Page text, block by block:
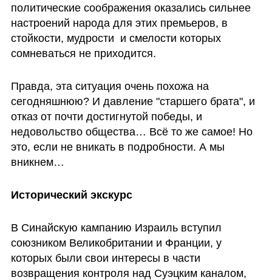
политические соображения оказались сильнее
настроений народа для этих премьеров, в
стойкости, мудрости  и смелости которых
сомневаться не приходится.
Правда, эта ситуация очень похожа на
сегодняшнюю? И давление "старшего брата", и
отказ от почти достигнутой победы, и
недовольство общества… Всё то же самое! Но
это, если не вникать в подробности. А мы
вникнем…
Исторический экскурс
В Синайскую кампанию Израиль вступил
союзником Великобритании и Франции, у
которых были свои интересы в части
возвращения контроля над Суэцким каналом,